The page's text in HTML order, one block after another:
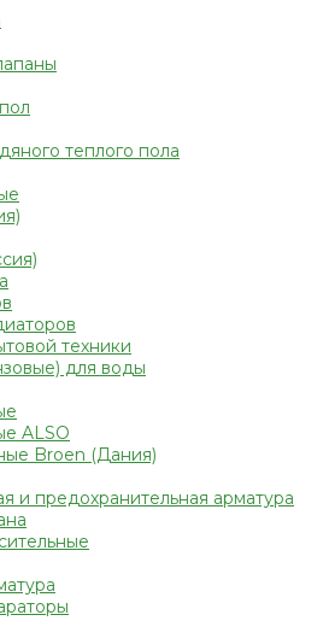
теплого пола
техники
для воды
ALSO
Broen (Дания)
и предохранительная арматура